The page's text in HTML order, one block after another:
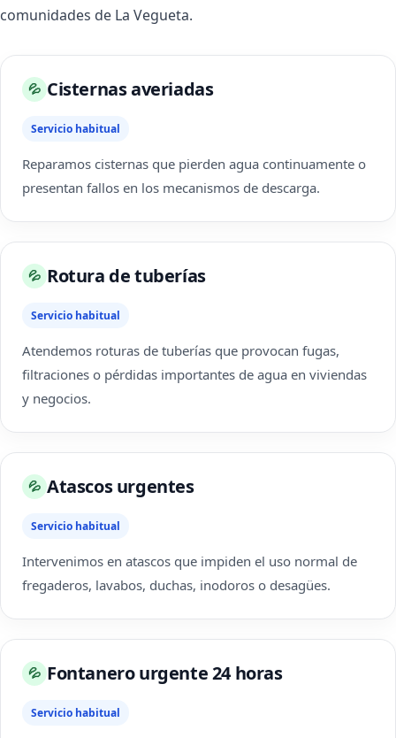
comunidades de La Vegueta.
💦 Cisternas averiadas
Servicio habitual
Reparamos cisternas que pierden agua continuamente o
presentan fallos en los mecanismos de descarga.
💦 Rotura de tuberías
Servicio habitual
Atendemos roturas de tuberías que provocan fugas,
filtraciones o pérdidas importantes de agua en viviendas
y negocios.
💦 Atascos urgentes
Servicio habitual
Intervenimos en atascos que impiden el uso normal de
fregaderos, lavabos, duchas, inodoros o desagües.
💦 Fontanero urgente 24 horas
Servicio habitual